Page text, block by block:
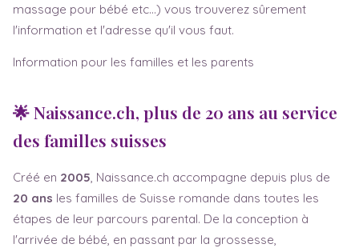
massage pour bébé etc…) vous trouverez sûrement
l'information et l'adresse qu'il vous faut.
Information pour les familles et les parents
🌟 Naissance.ch, plus de 20 ans au service
des familles suisses
Créé en 2005, Naissance.ch accompagne depuis plus de
20 ans les familles de Suisse romande dans toutes les
étapes de leur parcours parental. De la conception à
l'arrivée de bébé, en passant par la grossesse,